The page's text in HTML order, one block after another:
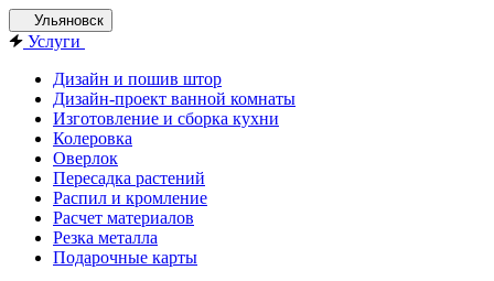
Ульяновск
Услуги
Дизайн и пошив штор
Дизайн-проект ванной комнаты
Изготовление и сборка кухни
Колеровка
Оверлок
Пересадка растений
Распил и кромление
Расчет материалов
Резка металла
Подарочные карты